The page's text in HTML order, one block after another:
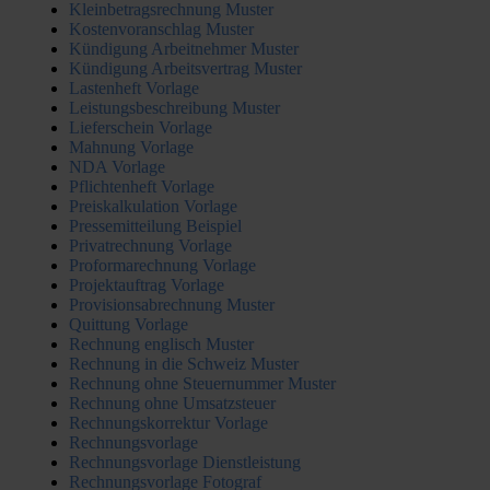
Kleinbetragsrechnung Muster
Kostenvoranschlag Muster
Kündigung Arbeitnehmer Muster
Kündigung Arbeitsvertrag Muster
Lastenheft Vorlage
Leistungsbeschreibung Muster
Lieferschein Vorlage
Mahnung Vorlage
NDA Vorlage
Pflichtenheft Vorlage
Preiskalkulation Vorlage
Pressemitteilung Beispiel
Privatrechnung Vorlage
Proformarechnung Vorlage
Projektauftrag Vorlage
Provisionsabrechnung Muster
Quittung Vorlage
Rechnung englisch Muster
Rechnung in die Schweiz Muster
Rechnung ohne Steuernummer Muster
Rechnung ohne Umsatzsteuer
Rechnungskorrektur Vorlage
Rechnungsvorlage
Rechnungsvorlage Dienstleistung
Rechnungsvorlage Fotograf